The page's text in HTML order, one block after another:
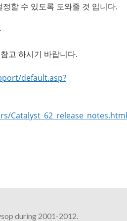
할 수 있도록 도와줄 것 입니다.
고 하시기 바랍니다.
default.asp?
Catalyst_62_release_notes.html
during 2001-2012.